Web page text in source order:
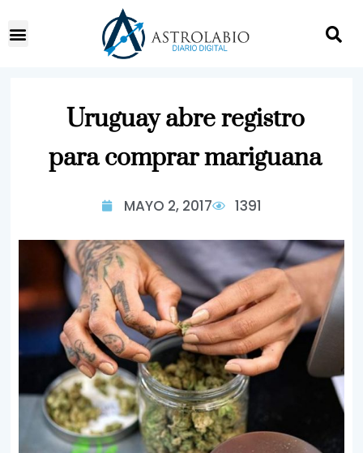
Uruguay abre registro
para comprar mariguana
MAYO 2, 2017 1391